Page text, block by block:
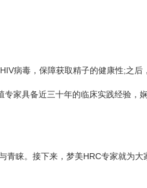
病毒，保障获取精子的健康性;之
家具备近三十年的临床实践经验，
睐。接下来，梦美HRC专家就为